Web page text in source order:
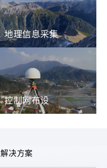
地理信息采集
控制网布设
解决方案